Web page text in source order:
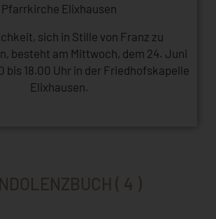
Pfarrkirche Elixhausen
sich in Stille von Franz zu
besteht am Mittwoch, dem 24. Juni
bis 18.00 Uhr in der Friedhofskapelle
Elixhausen.
( 4 )